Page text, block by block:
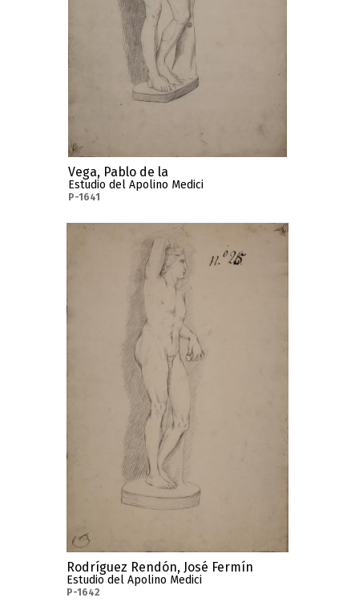
Vega, Pablo de la
Estudio del Apolino Medici
P-1641
Rodríguez Rendón, José Fermín
Estudio del Apolino Medici
P-1642